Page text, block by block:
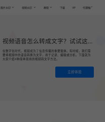
图片水印 视频水印 教程 下载 VIP 代理推广
视频语音怎么转成文字？试试这4种视频转文字方法！
​在数字化时代，视频成为了信息传播的重要载体。有时候，我们需
要将视频中的语音转换为文字，用于记录、编辑或分析。下面就为
大家介绍4种简单易用的视频转文字方法。
立即体验